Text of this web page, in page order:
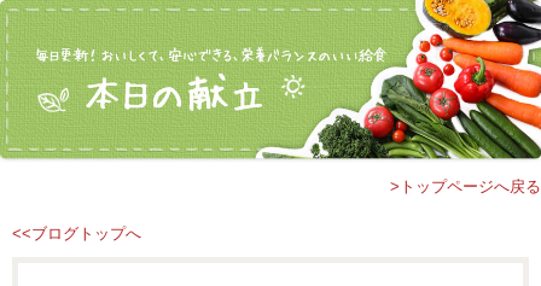
>トップページへ戻る
<<ブログトップへ